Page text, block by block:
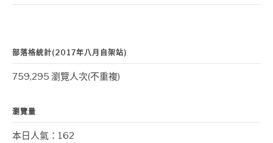
部落格統計(2017年八月自架站)
759,295 瀏覽人次(不重複)
瀏覽量
本日人氣：162